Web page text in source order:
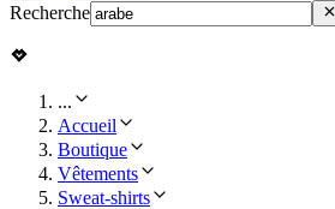
Recherche
...
Accueil
Boutique
Vêtements
Sweat-shirts